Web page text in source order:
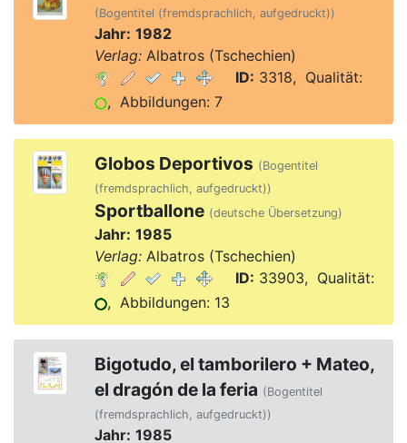
(Bogentitel (fremdsprachlich, aufgedruckt))
Jahr: 1982
Verlag:Albatros (Tschechien)
ID: 3318, Qualität:
, Abbildungen: 7
Globos Deportivos (Bogentitel
(fremdsprachlich, aufgedruckt))
Sportballone (deutsche Übersetzung)
Jahr: 1985
Verlag:Albatros (Tschechien)
ID: 33903, Qualität:
, Abbildungen: 13
Bigotudo, el tamborilero + Mateo,
el dragón de la feria (Bogentitel
(fremdsprachlich, aufgedruckt))
Jahr: 1985